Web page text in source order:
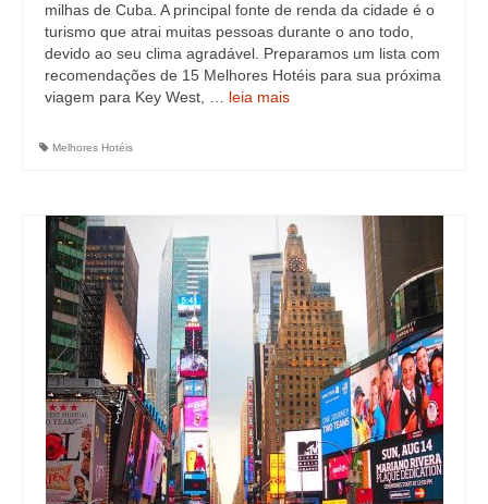
milhas de Cuba. A principal fonte de renda da cidade é o
turismo que atrai muitas pessoas durante o ano todo,
devido ao seu clima agradável. Preparamos um lista com
recomendações de 15 Melhores Hotéis para sua próxima
viagem para Key West, … leia mais
Melhores Hotéis